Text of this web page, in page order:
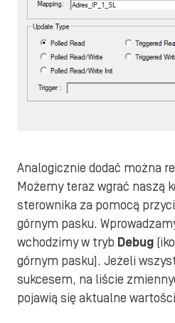
Analogicznie dodać można
Możemy teraz wgrać naszą
sterownika za pomocą
górnym pasku.
wchodzimy w tryb Debug
górnym pasku). Jeżeli
sukcesem, na liście
pojawią się aktualne